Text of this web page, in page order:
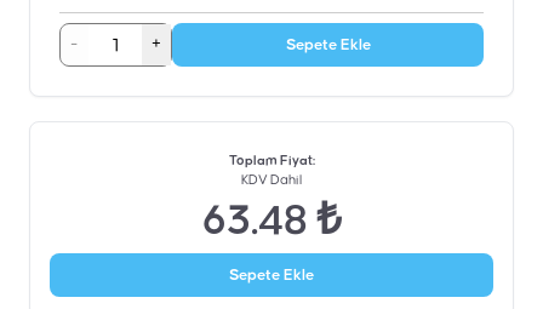
- + Sepete Ekle
Toplam Fiyat:
KDV Dahil
63.48 ₺
Sepete Ekle